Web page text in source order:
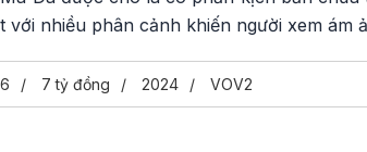
nhiều phân cảnh khiến người xem ám
6 7 tỷ đồng 2024 VOV2